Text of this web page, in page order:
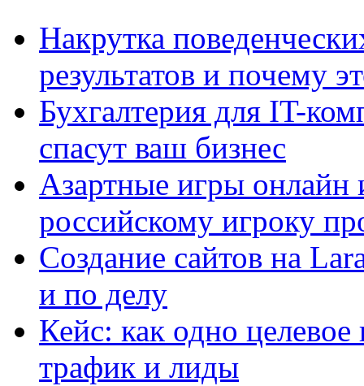
Накрутка
результатов и почему
Бухгалтерия для IT-
спасут ваш бизнес
Азартные игры онлайн
российскому игроку
Создание сайтов на
и по делу
Кейс: как одно
трафик и лиды